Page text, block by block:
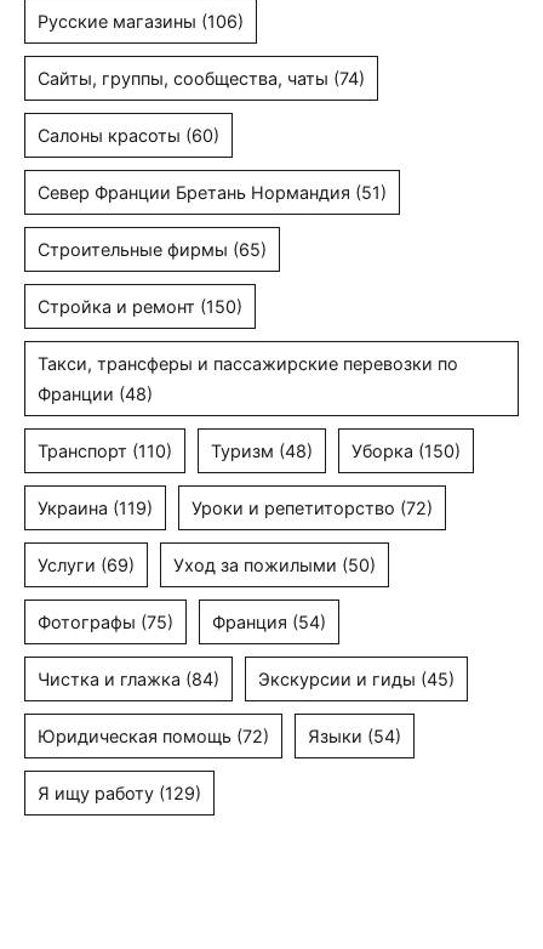
Русские магазины (106)
Сайты, группы, сообщества, чаты (74)
Салоны красоты (60)
Север Франции Бретань Нормандия (51)
Строительные фирмы (65)
Стройка и ремонт (150)
Такси, трансферы и пассажирские перевозки по
Франции (48)
Транспорт (110) Туризм (48) Уборка (150)
Украина (119) Уроки и репетиторство (72)
Услуги (69) Уход за пожилыми (50)
Фотографы (75) Франция (54)
Чистка и глажка (84) Экскурсии и гиды (45)
Юридическая помощь (72) Языки (54)
Я ищу работу (129)